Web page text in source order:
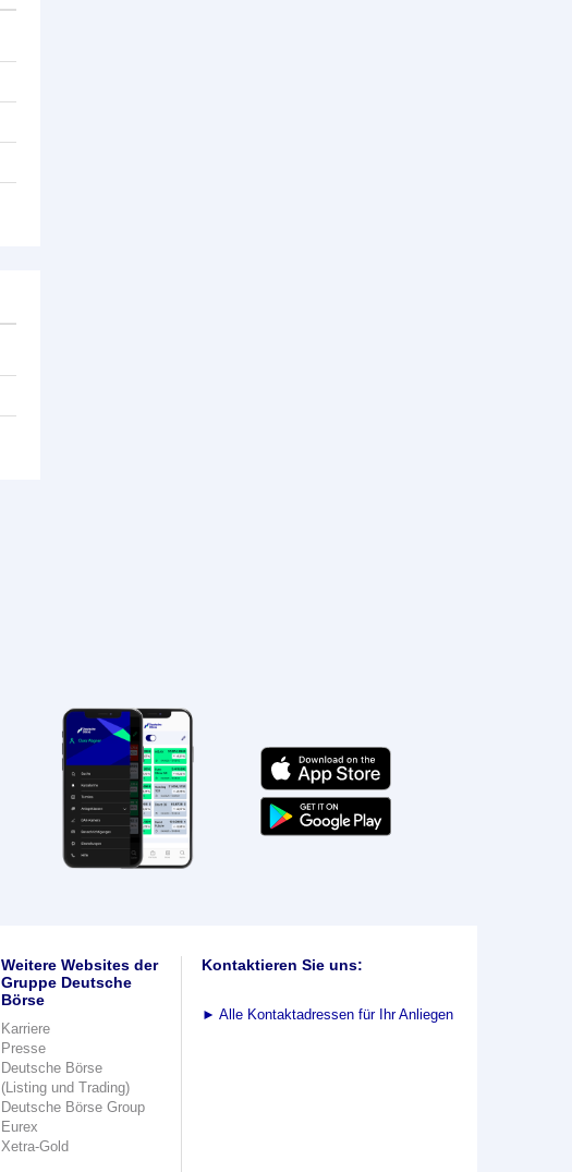
Weitere Websites der
Gruppe Deutsche
Börse
Karriere
Presse
Deutsche Börse
(Listing und Trading)
Deutsche Börse Group
Eurex
Xetra-Gold
Kontaktieren Sie uns:
► Alle Kontaktadressen für Ihr Anliegen